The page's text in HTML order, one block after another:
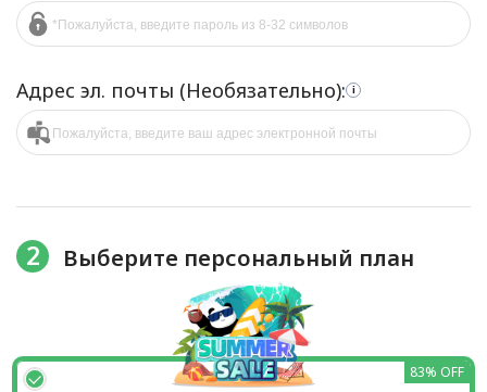
Адрес эл. почты (Необязательно): i
2 Выберите персональный план
83% OFF